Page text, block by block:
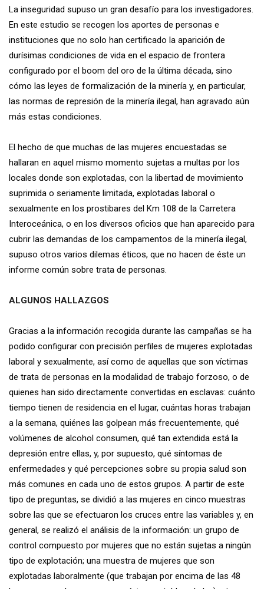
La inseguridad supuso un gran desafío para los investigadores.
En este estudio se recogen los aportes de personas e
instituciones que no solo han certificado la aparición de
durísimas condiciones de vida en el espacio de frontera
configurado por el boom del oro de la última década, sino
cómo las leyes de formalización de la minería y, en particular,
las normas de represión de la minería ilegal, han agravado aún
más estas condiciones.
El hecho de que muchas de las mujeres encuestadas se
hallaran en aquel mismo momento sujetas a multas por los
locales donde son explotadas, con la libertad de movimiento
suprimida o seriamente limitada, explotadas laboral o
sexualmente en los prostibares del Km 108 de la Carretera
Interoceánica, o en los diversos oficios que han aparecido para
cubrir las demandas de los campamentos de la minería ilegal,
supuso otros varios dilemas éticos, que no hacen de éste un
informe común sobre trata de personas.
ALGUNOS HALLAZGOS
Gracias a la información recogida durante las campañas se ha
podido configurar con precisión perfiles de mujeres explotadas
laboral y sexualmente, así como de aquellas que son víctimas
de trata de personas en la modalidad de trabajo forzoso, o de
quienes han sido directamente convertidas en esclavas: cuánto
tiempo tienen de residencia en el lugar, cuántas horas trabajan
a la semana, quiénes las golpean más frecuentemente, qué
volúmenes de alcohol consumen, qué tan extendida está la
depresión entre ellas, y, por supuesto, qué síntomas de
enfermedades y qué percepciones sobre su propia salud son
más comunes en cada uno de estos grupos. A partir de este
tipo de preguntas, se dividió a las mujeres en cinco muestras
sobre las que se efectuaron los cruces entre las variables y, en
general, se realizó el análisis de la información: un grupo de
control compuesto por mujeres que no están sujetas a ningún
tipo de explotación; una muestra de mujeres que son
explotadas laboralmente (que trabajan por encima de las 48